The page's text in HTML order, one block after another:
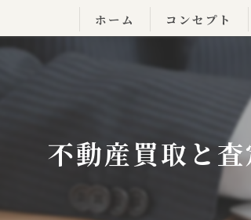
ホーム コンセプト
不動産買取と